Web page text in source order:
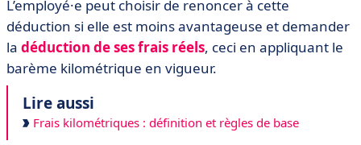
L’employé·e peut choisir de renoncer à cette
déduction si elle est moins avantageuse et demander
la déduction de ses frais réels, ceci en appliquant le
barème kilométrique en vigueur.
Lire aussi
Frais kilométriques : définition et règles de base